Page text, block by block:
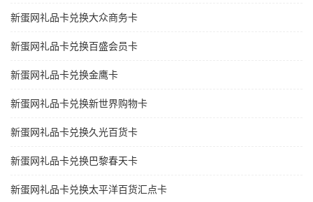
新蛋网礼品卡兑换大众商务卡
新蛋网礼品卡兑换百盛会员卡
新蛋网礼品卡兑换金鹰卡
新蛋网礼品卡兑换新世界购物卡
新蛋网礼品卡兑换久光百货卡
新蛋网礼品卡兑换巴黎春天卡
新蛋网礼品卡兑换太平洋百货汇点卡